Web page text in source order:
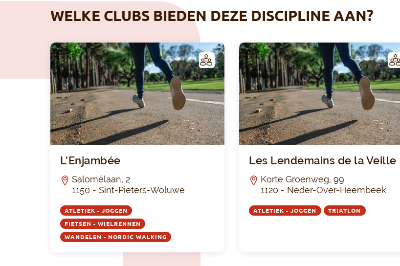
WELKE CLUBS BIEDEN DEZE DISCIPLINE AAN?
C
LUB
L'Enjambée
Salomélaan, 2
1150 - Sint-Pieters-Woluwe
ATLETIEK - JOGGEN
FIETSEN - WIELRENNEN
WANDELEN - NORDIC WALKING
LUB
Les Lendemains de la Veille
Korte Groenweg, 99
1120 - Neder-Over-Heembeek
ATLETIEK - JOGGEN TRIATLON